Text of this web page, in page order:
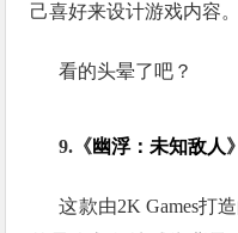
己喜好来设计游戏内容。
看的头晕了吧？
9.《幽浮：未知敌人》
这款由2K Games打